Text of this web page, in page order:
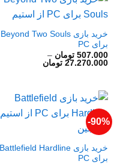
خرید بازی Beyond Two Souls
برای PC
507.000 تومان –
27.270.000 تومانمحدوده
27.270.000 تومان
90%-
خرید بازی Battlefield Hardline
برای PC